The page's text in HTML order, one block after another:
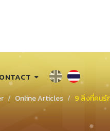
Online Articles 9 สิ่งที่คนรั